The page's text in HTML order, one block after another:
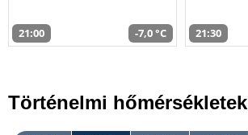
21:00 -7,0 °C 21:30
Történelmi hőmérsékletek